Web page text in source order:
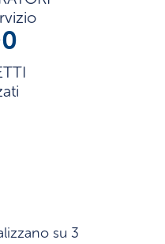
su 3